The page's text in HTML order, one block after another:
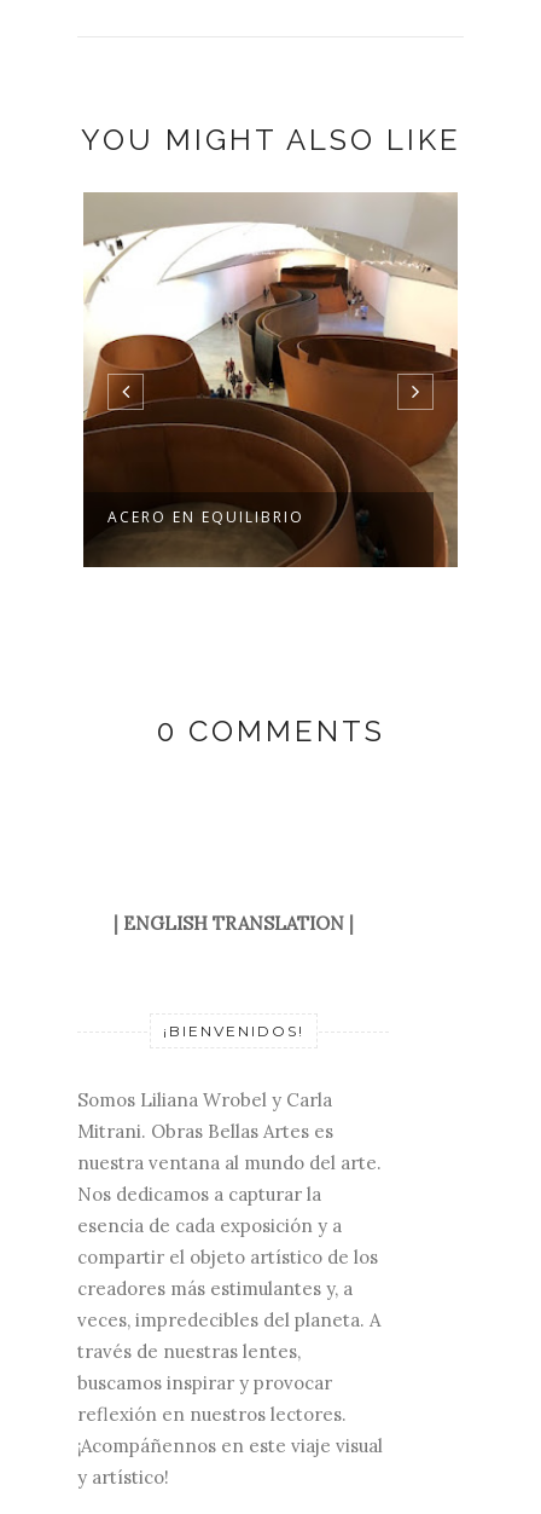
YOU MIGHT ALSO LIKE
ACERO EN EQUILIBRIO
0 COMMENTS
| ENGLISH TRANSLATION|
¡BIENVENIDOS!
Somos Liliana Wrobel y Carla
Mitrani. Obras Bellas Artes es
nuestra ventana al mundo del arte.
Nos dedicamos a capturar la
esencia de cada exposición y a
compartir el objeto artístico de los
creadores más estimulantes y, a
veces, impredecibles del planeta. A
través de nuestras lentes,
buscamos inspirar y provocar
reflexión en nuestros lectores.
¡Acompáñennos en este viaje visual
y artístico!